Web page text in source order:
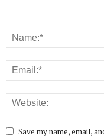
Save my name, email,